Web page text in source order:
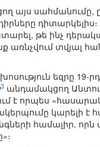
այս
դիտարկելիս։
թե ինչ
առնչվում տվյալ
եզրը 19-րդ
3 անդամակցող
է որպես
կարելի է
համալիր,